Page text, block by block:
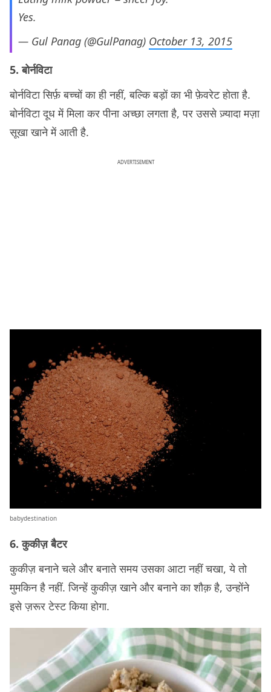
Yes.
— Gul Panag (@GulPanag) October 13, 2015
5. बोर्नविटा
बोर्नविटा सिर्फ़ बच्चों का ही नहीं, बल्कि बड़ों का भी फ़ेवरेट होता है.
बोर्नविटा दूध में मिला कर पीना अच्छा लगता है, पर उससे ज़्यादा मज़ा
सूखा खाने में आती है.
ADVERTISEMENT
babydestination
6. कुकीज़ बैटर
कुकीज़ बनाने चले और बनाते समय उसका आटा नहीं चखा, ये तो
मुमकिन है नहीं. जिन्हें कुकीज़ खाने और बनाने का शौक़ है, उन्होंने
इसे ज़रूर टेस्ट किया होगा.